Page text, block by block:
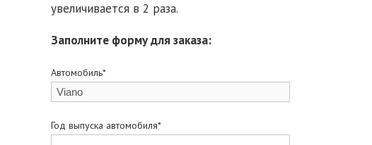
увеличивается в 2 раза.
Заполните форму для заказа:
Автомобиль*
Год выпуска автомобиля*